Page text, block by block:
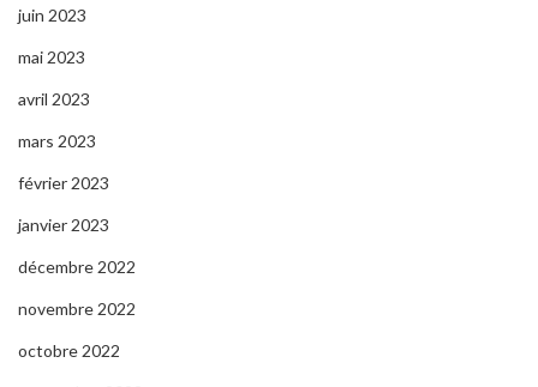
juin 2023
mai 2023
avril 2023
mars 2023
février 2023
janvier 2023
décembre 2022
novembre 2022
octobre 2022